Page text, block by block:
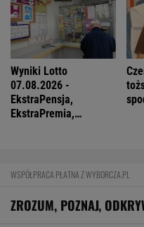
Wyniki Lotto
07.08.2026 -
EkstraPensja,
EkstraPremia,
WSPÓŁPRACA PŁATNA Z WYBORCZA.PL
ZROZUM, POZNAJ,